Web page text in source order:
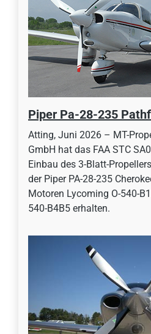
Piper Pa-28-235
Atting, Juni 2026 – MT-
GmbH hat das FAA STC
Einbau des 3-Blatt-
der Piper PA-28-235
Motoren Lycoming O-540-
540-B4B5 erhalten.